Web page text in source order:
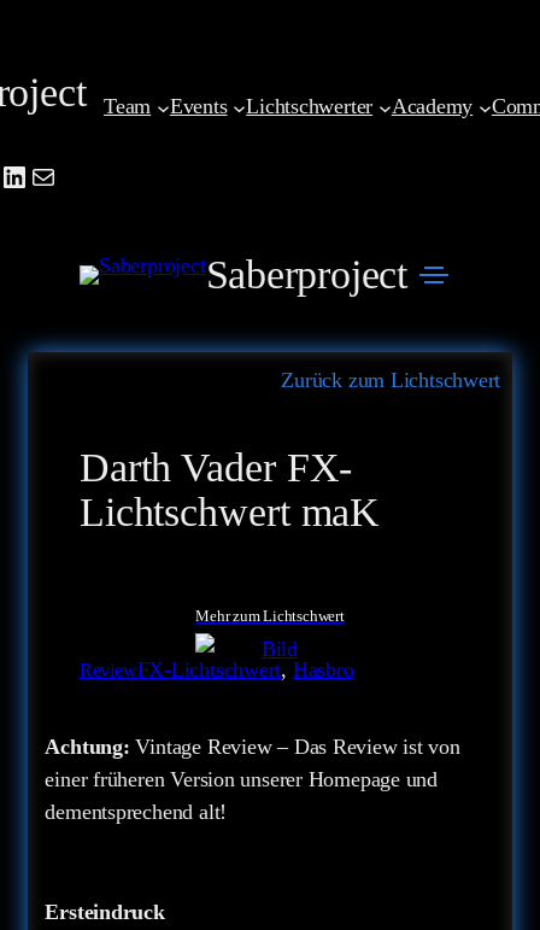
springen
Mail
Team Events Lichtschwerter Academy
Saberproject
Zurück zum Lichtschwert
Darth Vader FX-
Lichtschwert maK
Mehr zum Lichtschwert
ReviewFX-Lichtschwert, Hasbro
Achtung: Vintage Review – Das Review ist von
einer früheren Version unserer Homepage und
dementsprechend alt!
Ersteindruck